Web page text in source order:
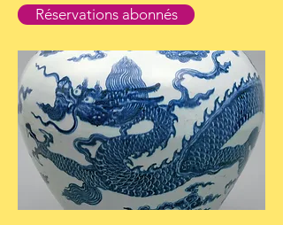
Réservations abonnés